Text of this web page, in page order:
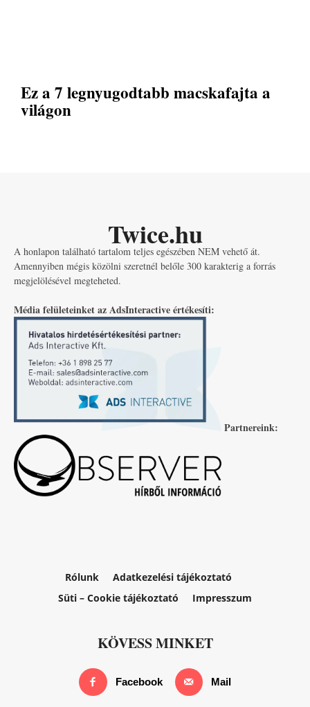
Ez a 7 legnyugodtabb macskafajta a
világon
Twice.hu
A honlapon található tartalom teljes egészében NEM vehető át.
Amennyiben mégis közölni szeretnél belőle 300 karakterig a forrás
megjelölésével megteheted.
Média felületeinket az AdsInteractive értékesíti:
Partnereink:
Rólunk
Adatkezelési tájékoztató
Süti – Cookie tájékoztató
Impresszum
KÖVESS MINKET
Facebook Mail